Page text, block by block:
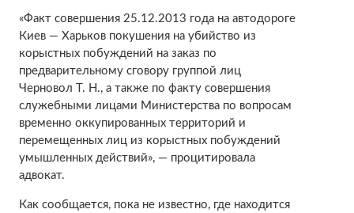
«Факт совершения 25.12.2013 года на автодороге
Киев — Харьков покушения на убийство из
корыстных побуждений на заказ по
предварительному сговору группой лиц
Черновол Т. Н., а также по факту совершения
служебными лицами Министерства по вопросам
временно оккупированных территорий и
перемещенных лиц из корыстных побуждений
умышленных действий», — процитировала
адвокат.
Как сообщается, пока не известно, где находится